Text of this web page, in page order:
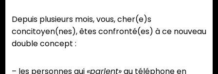
Depuis plusieurs mois, vous, cher(e)s
concitoyen(nes), êtes confronté(es) à ce nouveau
double concept :
– les personnes qui«parlent»au téléphone en